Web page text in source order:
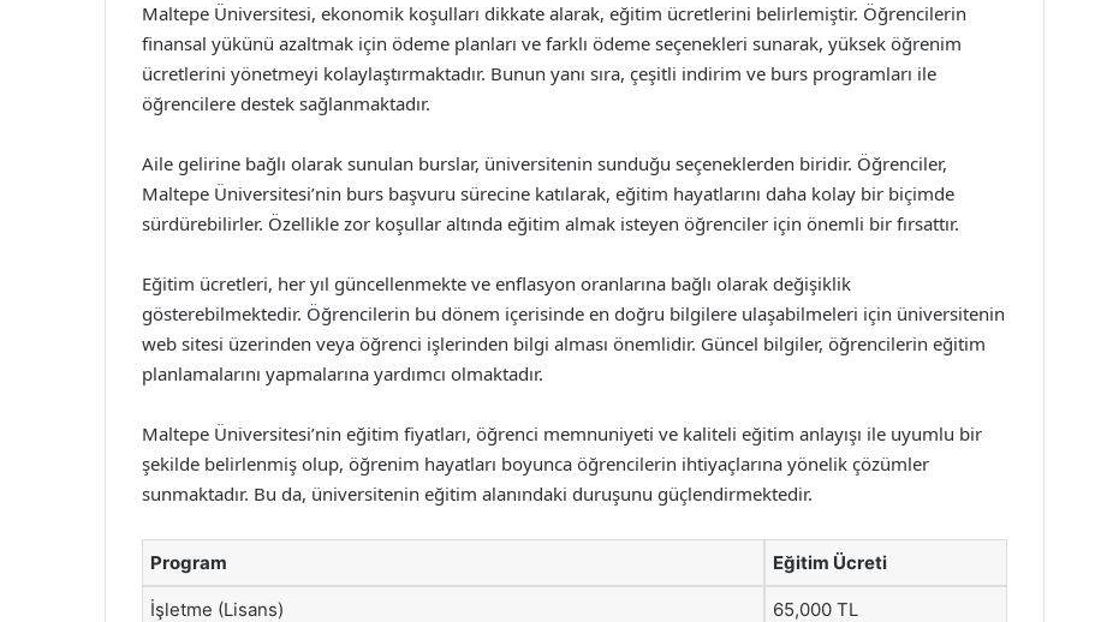
Maltepe Üniversitesi, ekonomik koşulları dikkate alarak, eğitim ücretlerini belirlemiştir. Öğrencilerin
finansal yükünü azaltmak için ödeme planları ve farklı ödeme seçenekleri sunarak, yüksek öğrenim
ücretlerini yönetmeyi kolaylaştırmaktadır. Bunun yanı sıra, çeşitli indirim ve burs programları ile
öğrencilere destek sağlanmaktadır.
Aile gelirine bağlı olarak sunulan burslar, üniversitenin sunduğu seçeneklerden biridir. Öğrenciler,
Maltepe Üniversitesi’nin burs başvuru sürecine katılarak, eğitim hayatlarını daha kolay bir biçimde
sürdürebilirler. Özellikle zor koşullar altında eğitim almak isteyen öğrenciler için önemli bir fırsattır.
Eğitim ücretleri, her yıl güncellenmekte ve enflasyon oranlarına bağlı olarak değişiklik
gösterebilmektedir. Öğrencilerin bu dönem içerisinde en doğru bilgilere ulaşabilmeleri için üniversitenin
web sitesi üzerinden veya öğrenci işlerinden bilgi alması önemlidir. Güncel bilgiler, öğrencilerin eğitim
planlamalarını yapmalarına yardımcı olmaktadır.
Maltepe Üniversitesi’nin eğitim fiyatları, öğrenci memnuniyeti ve kaliteli eğitim anlayışı ile uyumlu bir
şekilde belirlenmiş olup, öğrenim hayatları boyunca öğrencilerin ihtiyaçlarına yönelik çözümler
sunmaktadır. Bu da, üniversitenin eğitim alanındaki duruşunu güçlendirmektedir.
Program Eğitim Ücreti
İşletme (Lisans) 65,000 TL